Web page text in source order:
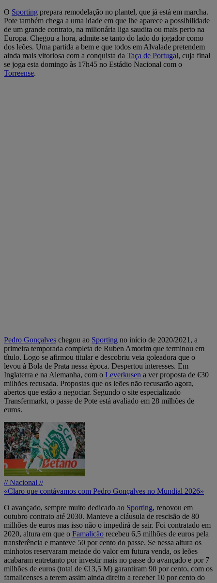
O Sporting prepara remodelação no plantel, que já está em marcha.
Pote também chega a uma idade em que lhe aparece a possibilidade
de um grande contrato, na milionária liga saudita ou mais perto na
Europa. Chegou a hora, admite-se tanto do lado do jogador como
dos leões. Uma partida a bem e que todos em Alvalade pretendem
ainda mais vitoriosa com a conquista da Taça de Portugal, cuja final
se joga esta domingo às 17h45 no Estádio Nacional com o
Torreense.
Pedro Gonçalves chegou ao Sporting no início de 2020/2021, a
primeira temporada completa de Ruben Amorim que terminou em
título. Logo se afirmou titular e descobriu veia goleadora que o
levou à Bola de Prata nessa época. Despertou interesses. Em
Inglaterra e na Alemanha, com o Leverkusen a ver proposta de €30
milhões recusada. Propostas que os leões não recusarão agora,
abertos que estão a negociar. Segundo o site especializado
Transfermarkt, o passe de Pote está avaliado em 28 milhões de
euros.
// Nacional //
«Claro que contávamos com Pedro Gonçalves no Mundial 2026»
O avançado, sempre muito dedicado ao Sporting, renovou em
outubro contrato até 2030. Manteve a cláusula de rescisão de 80
milhões de euros mas isso não o impedirá de sair. Foi contratado em
2020, altura em que o Famalicão recebeu 6,5 milhões de euros pela
transferência e manteve 50 por cento do passe. Se nessa altura os
minhotos reservaram metade do valor em futura venda, os leões
acabaram entretanto por investir mais no passe do avançado e por 7
milhões de euros (total de €13,5 M) garantiram 90 por cento, com os
famalicenses a terem assim ainda direito a receber 10 por cento do